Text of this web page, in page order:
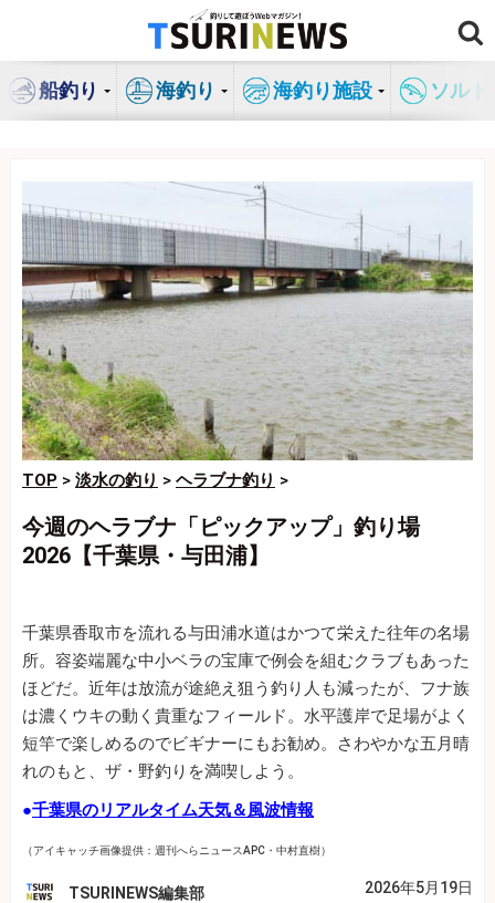
ン
船釣り 海釣り 海釣り施設 ソル
TOP > 淡水の釣り > ヘラブナ釣り >
今週のヘラブナ「ピックアップ」釣り場
2026【千葉県・与田浦】
千葉県香取市を流れる与田浦水道はかつて栄えた往年の名場
所。容姿端麗な中小ベラの宝庫で例会を組むクラブもあった
ほどだ。近年は放流が途絶え狙う釣り人も減ったが、フナ族
は濃くウキの動く貴重なフィールド。水平護岸で足場がよく
短竿で楽しめるのでビギナーにもお勧め。さわやかな五月晴
れのもと、ザ・野釣りを満喫しよう。
●千葉県のリアルタイム天気＆風波情報
（アイキャッチ画像提供：週刊へらニュースAPC・中村直樹）
TSURINEWS編集部 2026年5月19日